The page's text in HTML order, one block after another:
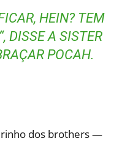
HEIN? TEM
DISSE A SISTER
POCAH.